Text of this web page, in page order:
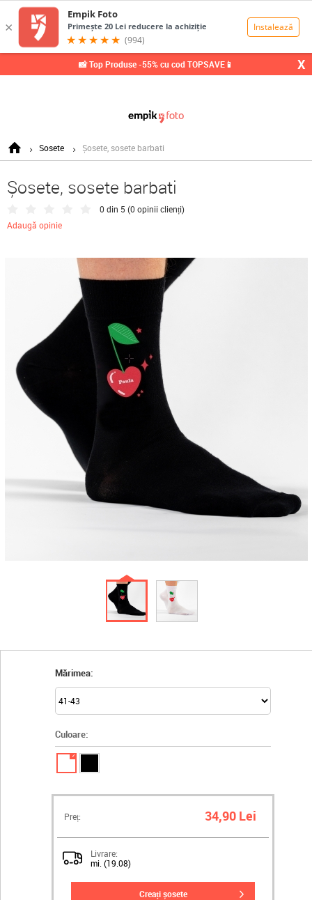
📸 Top Produse -55% cu cod TOPSAVE📱 X
Sosete Șosete, sosete barbati
Șosete, sosete barbati
0 din 5 (0 opinii clienți)
Adaugă opinie
Mărimea:
Culoare:
✓
Preț: 34,90 Lei
Livrare:
mi. (19.08)
creați șosete